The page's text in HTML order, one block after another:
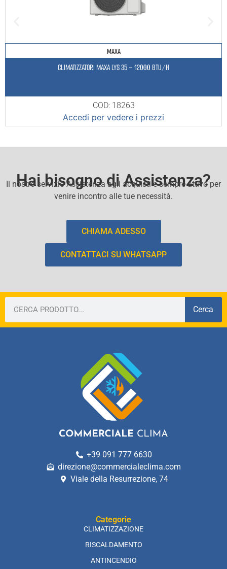
MAXA
CLIMATIZZATORI MAXA LYS 35 – 12000 BTU/H
COD: 18263
Accedi per vedere i prezzi
Hai bisogno di Assistenza?
Il nostro servizio Assistenza agli acquisti e sempre attivo per
venire incontro alle tue necessità.
CHIAMA ADESSO
CONTATTACI SU WHATSAPP
Cerca
+39 091 777 6630
direzione@commercialeclima.com
Viale della Resurrezione, 74
Categorie
CLIMATIZZAZIONE
RISCALDAMENTO
ANTINCENDIO